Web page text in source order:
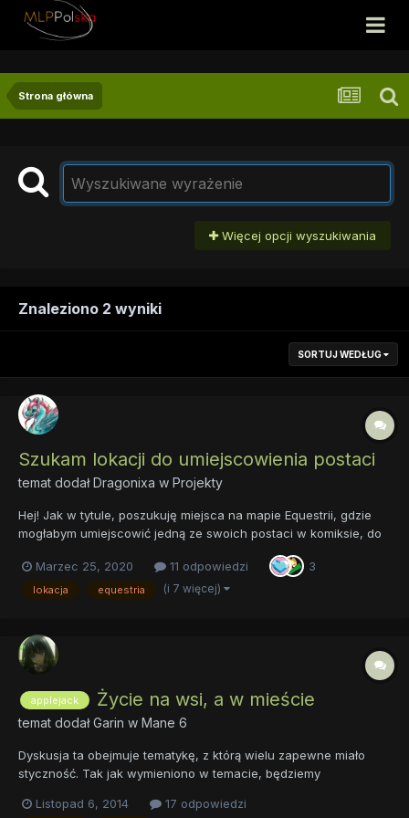
Strona główna
Więcej opcji wyszukiwania
Znaleziono 2 wyniki
SORTUJ WEDŁUG
Szukam lokacji do umiejscowienia postaci
temat dodałDragonixa w Projekty
Hej! Jak w tytule, poszukuję miejsca na mapie Equestrii, gdzie
mogłabym umiejscowić jedną ze swoich postaci w komiksie, do
postaci mam osadzone co prawda, ale potrzebuję też pomocy
fandomu odnośnie historii Equestrii....
Marzec 25, 2020 11 odpowiedzi 3
lokacja equestria (i 7 więcej)
applejack Życie na wsi, a w mieście
temat dodałGarin w Mane 6
Dyskusja ta obejmuje tematykę, z którą wielu zapewne miało
styczność. Tak jak wymieniono w temacie, będziemy
Zapraszam!
Listopad 6, 2014 17 odpowiedzi